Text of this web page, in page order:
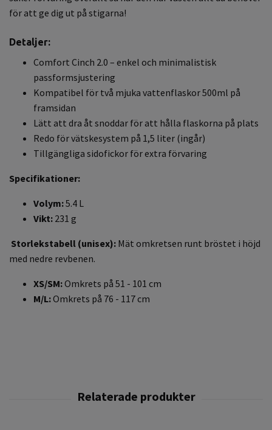
för att ge dig ut på stigarna!
Detaljer:
Comfort Cinch 2.0 – enkel och minimalistisk
passformsjustering
Kompatibel för två mjuka vattenflaskor 500ml på
framsidan
Lätt att dra åt snoddar för att hålla flaskorna på plats
Redo för vätskesystem på 1,5 liter (ingår)
Tillgängliga sidofickor för extra förvaring
Specifikationer:
Volym:5.4 L
Vikt: 231 g
Storlekstabell (unisex): Mät omkretsen runt bröstet i höjd
med nedre revbenen.
XS/SM:Omkrets på 51 - 101 cm
M/L:Omkrets på 76 - 117 cm